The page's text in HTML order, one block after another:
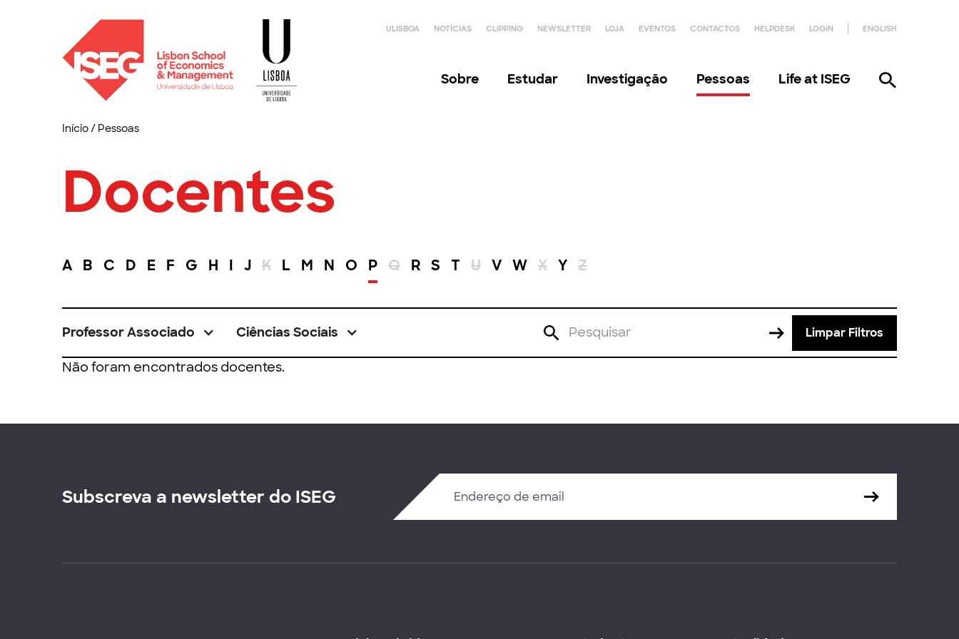
ULISBOA NOTÍCIAS CLIPPING NEWSLETTER LOJA EVENTOS CONTACTOS HELPDESK LOGIN ENGLISH
Sobre Estudar Investigação Pessoas Life at ISEG
Início/ Pessoas
Docentes
A B C D E F G H I J K L M N O P Q R S T U V W X Y Z
Professor Associado Ciências Sociais Limpar Filtros
Não foram encontrados docentes.
Subscreva a newsletter do ISEG